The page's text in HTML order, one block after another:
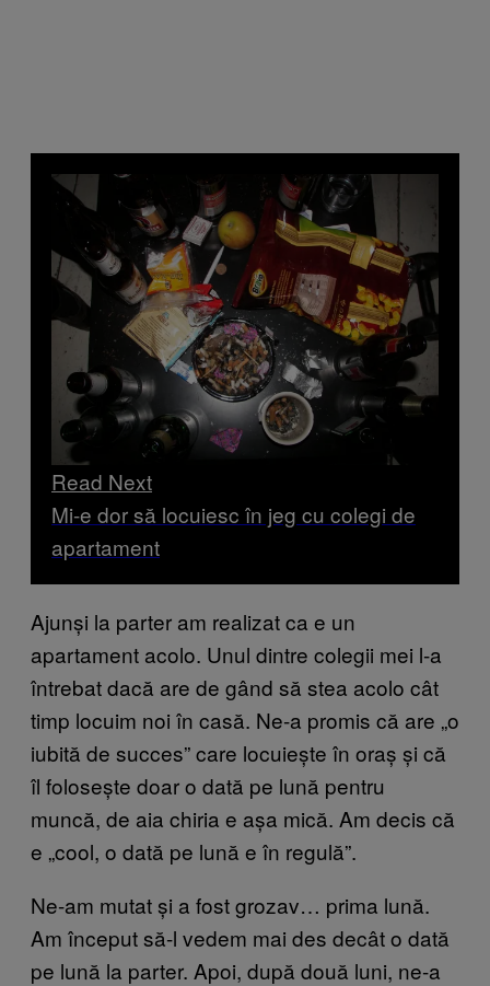
Read Next
Mi-e dor să locuiesc în jeg cu colegi de
apartament
Ajunși la parter am realizat ca e un
apartament acolo. Unul dintre colegii mei l-a
întrebat dacă are de gând să stea acolo cât
timp locuim noi în casă. Ne-a promis că are „o
iubită de succes” care locuiește în oraș și că
îl folosește doar o dată pe lună pentru
muncă, de aia chiria e așa mică. Am decis că
e „cool, o dată pe lună e în regulă”.
Ne-am mutat și a fost grozav… prima lună.
Am început să-l vedem mai des decât o dată
pe lună la parter. Apoi, după două luni, ne-a